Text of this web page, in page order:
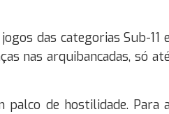
das categorias Sub-11 e
nas arquibancadas, só até
de hostilidade. Para a